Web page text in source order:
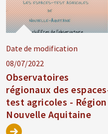
Date de modification
08/07/2022
Observatoires
régionaux des
test agricoles - Région
Nouvelle Aquitaine